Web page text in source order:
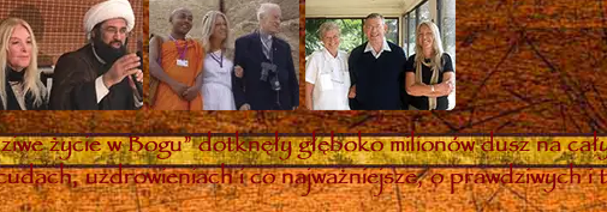
życie w Bogu” dotknęły głęboko milionów dusz na
uzdrowieniach i co najważniejsze, o prawdziwych